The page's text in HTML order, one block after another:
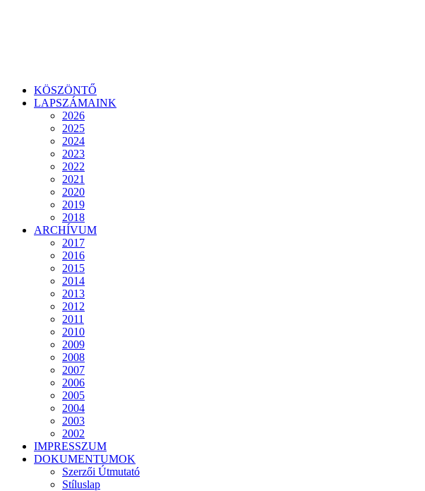
KÖSZÖNTŐ
LAPSZÁMAINK
2026
2025
2024
2023
2022
2021
2020
2019
2018
ARCHÍVUM
2017
2016
2015
2014
2013
2012
2011
2010
2009
2008
2007
2006
2005
2004
2003
2002
IMPRESSZUM
DOKUMENTUMOK
Szerzői Útmutató
Stíluslap